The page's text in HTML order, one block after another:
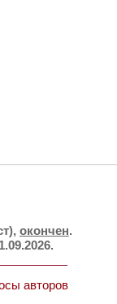
окончен.
авторов